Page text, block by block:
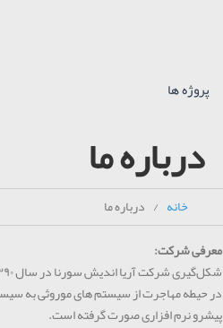
پروژه ها
درباره ما
خانه
درباره ما
معرفی شرکت:
در حیطه مهاجرت از سیستم های موروثی به
پيشرو نرم افزاری صورت گرفته است.